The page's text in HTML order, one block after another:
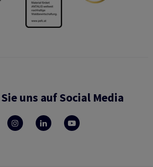
uns auf Social Media